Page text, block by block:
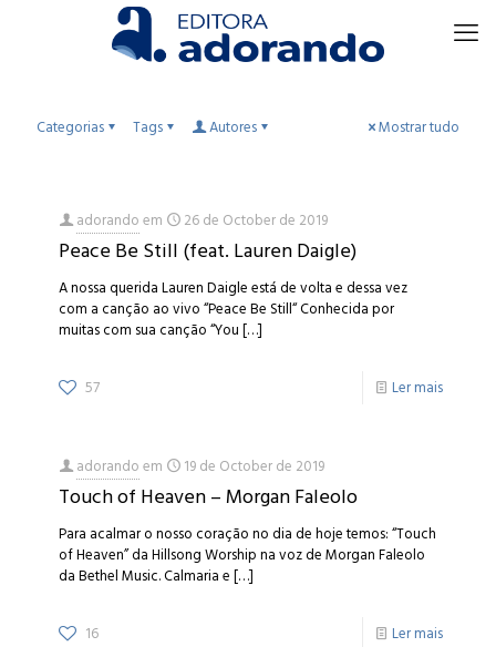
Categorias Tags Autores Mostrar tudo
adorandoem 26 de October de 2019
Peace Be Still (feat. Lauren Daigle)
A nossa querida Lauren Daigle está de volta e dessa vez
com a canção ao vivo “Peace Be Still“ Conhecida por
muitas com sua canção “You[…]
57 Ler mais
adorandoem 19 de October de 2019
Touch of Heaven – Morgan Faleolo
Para acalmar o nosso coração no dia de hoje temos: “Touch
of Heaven” da Hillsong Worship na voz de Morgan Faleolo
da Bethel Music. Calmaria e[…]
16 Ler mais